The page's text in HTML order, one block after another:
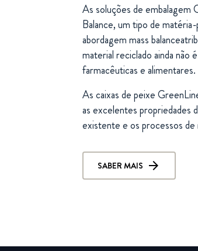
As soluções de embalagem
Balance, um tipo de
abordagem mass
material reciclado ainda não
farmacêuticas e alimentares.
As caixas de peixe
as excelentes propriedades
existente e os processos de
SABER MAIS